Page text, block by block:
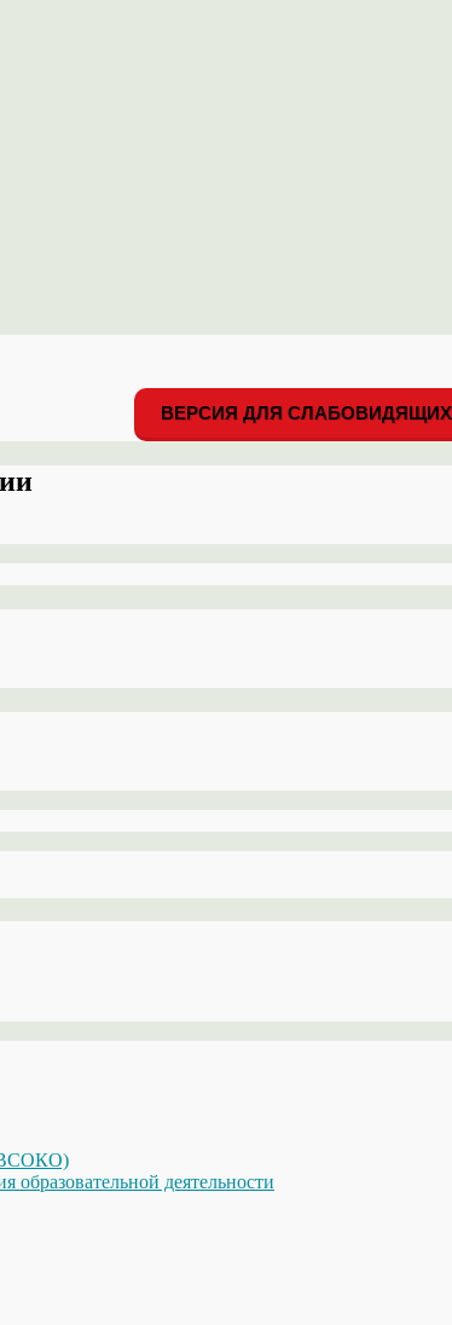
ВЕРСИЯ ДЛЯ СЛАБОВИДЯЩИХ
(ВСОКО)
образовательной деятельности